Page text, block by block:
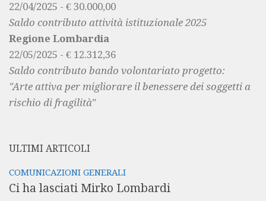
22/04/2025 - € 30.000,00
Saldo contributo attività istituzionale 2025
Regione Lombardia
22/05/2025 - € 12.312,36
Saldo contributo bando volontariato progetto:
"Arte attiva per migliorare il benessere dei soggetti a
rischio di fragilità"
ULTIMI ARTICOLI
COMUNICAZIONI GENERALI
Ci ha lasciati Mirko Lombardi